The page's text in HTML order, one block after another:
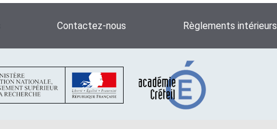
Contactez-nous Règlements intérieurs